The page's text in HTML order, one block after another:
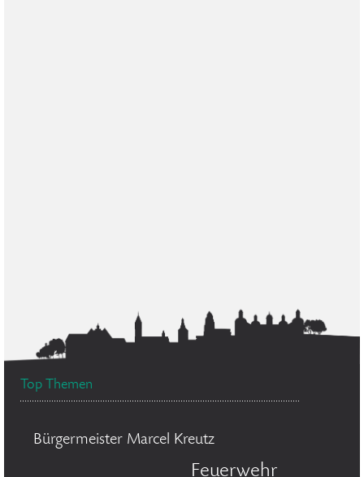
Top Themen
Bürgermeister Marcel Kreutz
Feuerwehr